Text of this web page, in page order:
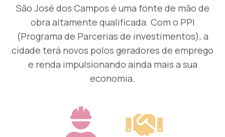
São José dos Campos é uma fonte de mão de
obra altamente qualificada. Com o PPI
(Programa de Parcerias de investimentos), a
cidade terá novos polos geradores de emprego
e renda impulsionando ainda mais a sua
economia.